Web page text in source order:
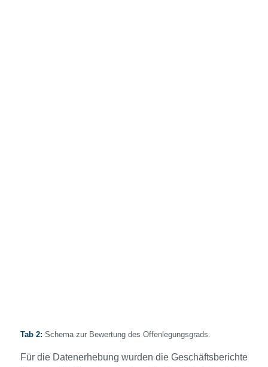
Tab 2: Schema zur Bewertung des Offenlegungsgrads.
Für die Datenerhebung wurden die Geschäftsberichte